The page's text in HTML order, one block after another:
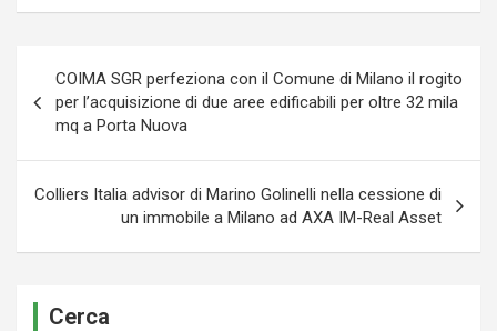
articoli
COIMA SGR perfeziona con il Comune di Milano il rogito
per l’acquisizione di due aree edificabili per oltre 32 mila
mq a Porta Nuova
Colliers Italia advisor di Marino Golinelli nella cessione di
un immobile a Milano ad AXA IM-Real Asset
Cerca